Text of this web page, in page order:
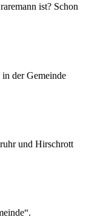
ist? Schon
der Gemeinde
und Hirschrott